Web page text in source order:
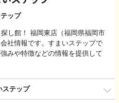
ップ
し館！ 福岡東店（福岡県福岡市
社情報です。すまいステップで
みや特徴などの情報を提供して
ステップ